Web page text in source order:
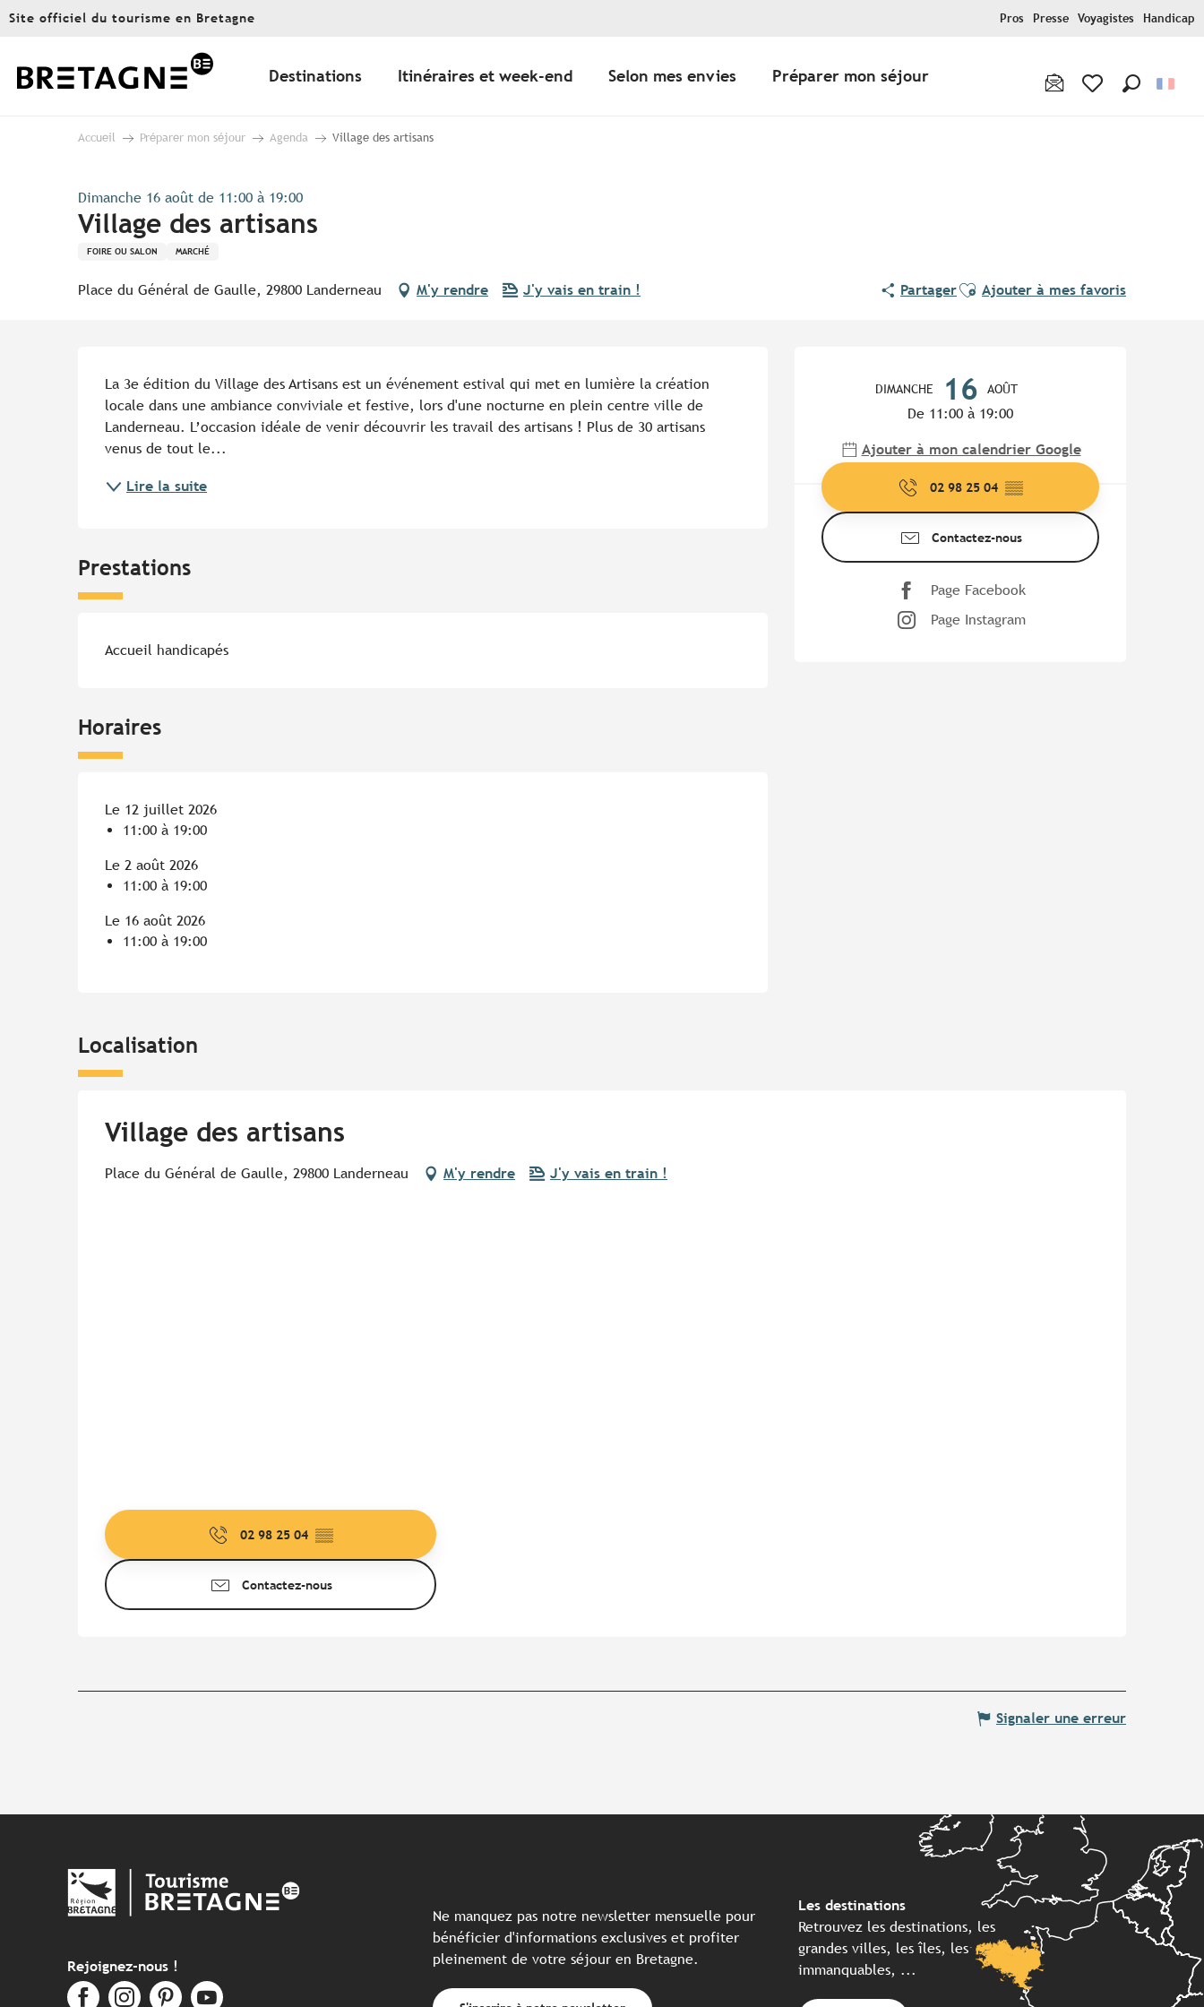
Aller
principal
Site officiel du tourisme en Bretagne Pros Presse Voyagistes Handicap
Destinations Itinéraires et week-end Selon mes envies Préparer mon séjour
Accueil Préparer mon séjour Agenda Village des artisans
Dimanche 16 août de 11:00 à 19:00
Village des artisans
FOIRE OU SALON MARCHÉ
Place du Général de Gaulle, 29800 Landerneau M'y rendre J'y vais en train ! PartagerAjouter aux favoris
Ajouter à mes favoris
DIMANCHE 16 AOÛT
De 11:00 à 19:00
Ajouter à mon calendrier Google
02 98 25 04 ▒▒
Contactez-nous
Page Facebook
Page Instagram
La 3e édition du Village des Artisans est un événement estival qui met en lumière la création
locale dans une ambiance conviviale et festive, lors d'une nocturne en plein centre ville de
Landerneau. L’occasion idéale de venir découvrir les travail des artisans ! Plus de 30 artisans
venus de tout le...
Lire la suite
Prestations
Accueil handicapés
Horaires
Le 12 juillet 2026
11:00 à 19:00
Le 2 août 2026
11:00 à 19:00
Le 16 août 2026
11:00 à 19:00
Localisation
Village des artisans
Place du Général de Gaulle, 29800 Landerneau M'y rendre J'y vais en train !
02 98 25 04 ▒▒
Contactez-nous
Signaler une erreur
Rejoignez-nous !
Ne manquez pas notre newsletter mensuelle pour
bénéficier d'informations exclusives et profiter
pleinement de votre séjour en Bretagne.
Les destinations
Retrouvez les destinations, les
grandes villes, les îles, les
immanquables, ...